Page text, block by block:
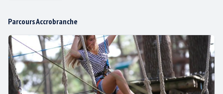
GROUPE BISC’AVENTURE®
Parcours Accrobranche